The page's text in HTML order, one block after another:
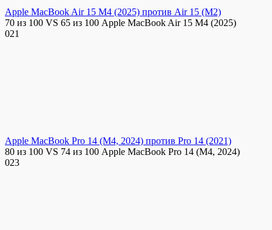
Apple MacBook Air 15 M4 (2025) против Air 15 (M2)
70 из 100 VS 65 из 100 Apple MacBook Air 15 M4 (2025)
021
Apple MacBook Pro 14 (M4, 2024) против Pro 14 (2021)
80 из 100 VS 74 из 100 Apple MacBook Pro 14 (M4, 2024)
023